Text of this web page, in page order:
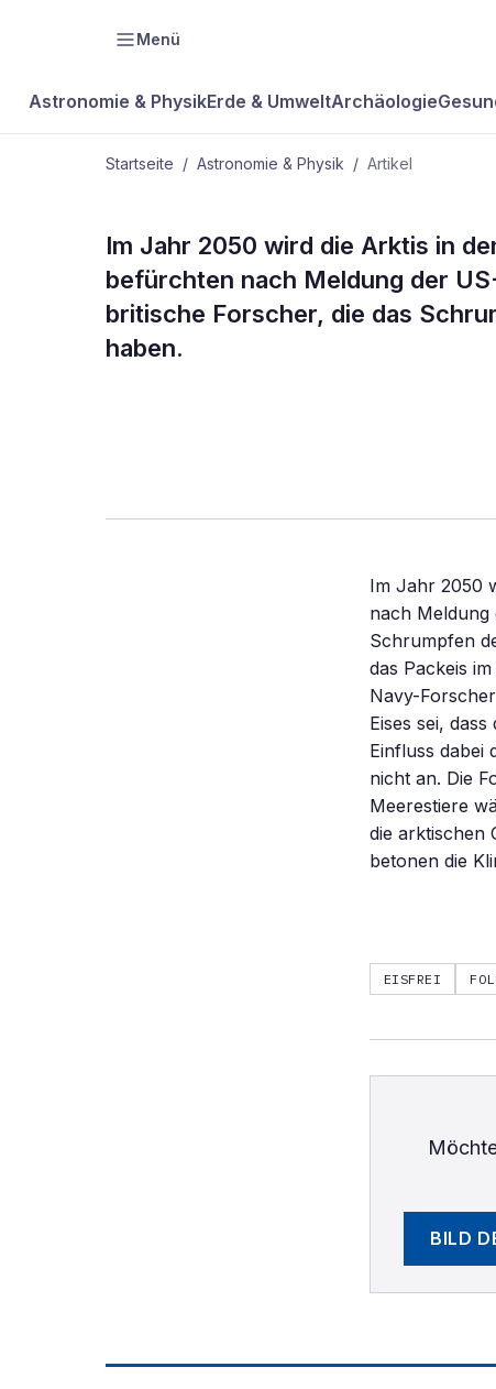
Menü
Astronomie & PhysikErde & UmweltArchäologie
Startseite / Astronomie & Physik / Artikel
ASTRONOMIE & PHYSIK
Arktische
Jahren eisfrei
Im Jahr 2050 wird die Arktis in
befürchten nach Meldung der
britische Forscher, die das
haben.
Im Jahr 2050
nach Meldung
Schrumpfen
das Packeis
Navy-
Eises sei,
Einfluss dabei
nicht an. Die
Meerestiere
die arktischen
betonen die
EISFREI
BILD